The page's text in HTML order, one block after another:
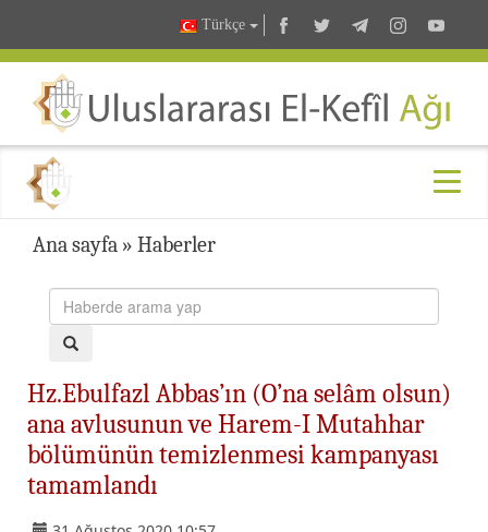
Türkçe
Ana sayfa » Haberler
Hz.Ebulfazl Abbas’ın (O’na selâm olsun)
ana avlusunun ve Harem-I Mutahhar
bölümünün temizlenmesi kampanyası
tamamlandı